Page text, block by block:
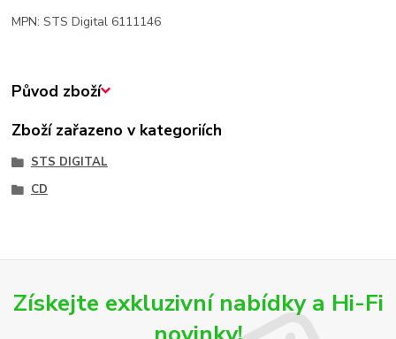
MPN: STS Digital 6111146
Původ zboží
Zboží zařazeno v kategoriích
STS DIGITAL
CD
Získejte exkluzivní nabídky a Hi-Fi